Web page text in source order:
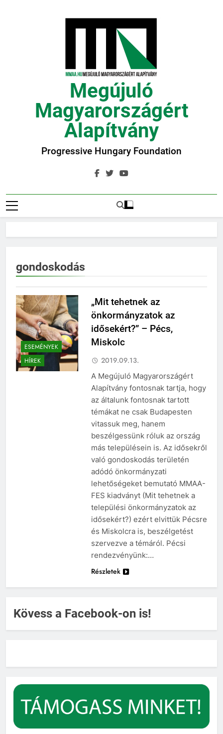
Megújuló
Magyarországért
Alapítvány
Progressive Hungary Foundation
gondoskodás
ESEMÉNYEK
HÍREK
„Mit tehetnek az
önkormányzatok az
idősekért?” – Pécs,
Miskolc
2019.09.13.
A Megújuló Magyarországért
Alapítvány fontosnak tartja, hogy
az általunk fontosnak tartott
témákat ne csak Budapesten
vitassuk meg, hanem
beszélgessünk róluk az ország
más településein is. Az idősekről
való gondoskodás területén
adódó önkormányzati
lehetőségeket bemutató MMAA-
FES kiadványt (Mit tehetnek a
települési önkormányzatok az
idősekért?) ezért elvittük Pécsre
és Miskolcra is, beszélgetést
szervezve a témáról. Pécsi
rendezvényünk:…
Részletek
Kövess a Facebook-on is!